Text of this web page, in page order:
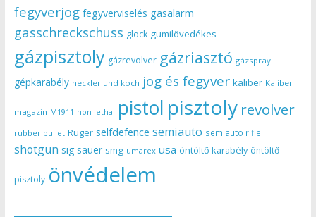
fegyverjog fegyverviselés gasalarm
gasschreckschuss glock gumilövedékes
gázpisztoly gázrevolver gázriasztó gázspray
gépkarabély heckler und koch jog és fegyver kaliber Kaliber
magazin M1911 non lethal pistol pisztoly revolver
rubber bullet Ruger selfdefence semiauto semiauto rifle
shotgun sig sauer smg umarex usa öntöltő karabély öntöltő
pisztoly önvédelem